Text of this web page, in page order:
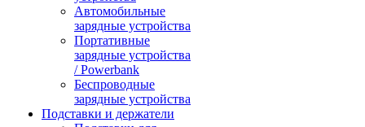
Автомобильные
зарядные устройства
Портативные
зарядные устройства
/ Powerbank
Беспроводные
зарядные устройства
Подставки и держатели